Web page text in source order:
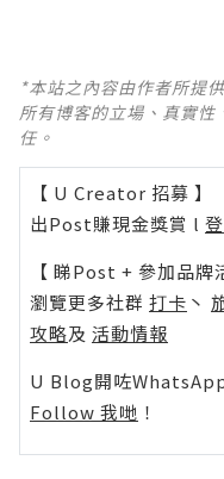
*本站之內容由作者所提
所有博客的立場、真實
任。
【 U Creator 招募 】
出Post賺現金獎賞 l
【 睇Post + 參加品牌
瀏覽更多社群 打卡 丶
攻略及 活動情報
U Blog開咗
Follow 我哋 ！